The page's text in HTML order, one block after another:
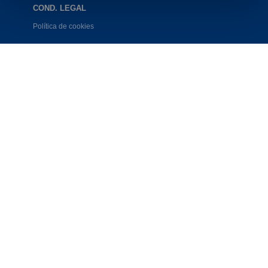
COND. LEGAL
Política de cookies